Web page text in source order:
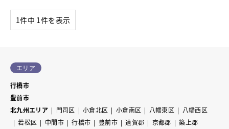
1件中 1件を表示
エリア
行橋市
豊前市
北九州エリア
門司区 小倉北区 小倉南区 八幡東区
八幡西区
若松区
中間市 行橋市 豊前市 遠賀郡 京都郡
築上郡